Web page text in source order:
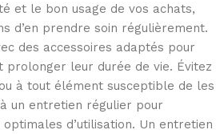
et le bon usage de vos achats,
d’en prendre soin régulièrement.
des accessoires adaptés pour
leur durée de vie. Évitez
à tout élément susceptible de les
un entretien régulier pour
d’utilisation. Un entretien